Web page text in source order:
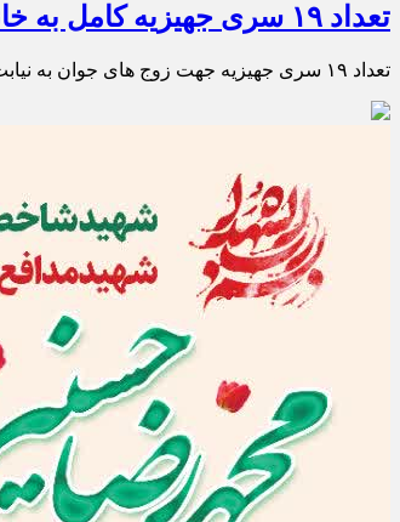
تعداد ۱۹ سری جهیزیه کامل به خانواده های نیازمند اهدا گردید
تعداد ۱۹ سری جهیزیه جهت زوج های جوان به نیابت از سردار دلها شهید سپهبد حاج قاسم سلیمانی اهدا گردید